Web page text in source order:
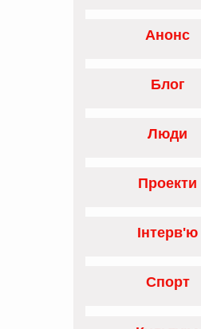
Анонс
Блог
Люди
Проекти
Інтерв'ю
Спорт